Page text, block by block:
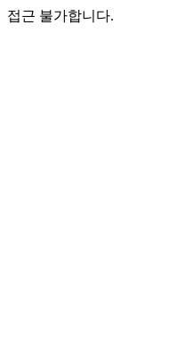
접근 불가합니다.